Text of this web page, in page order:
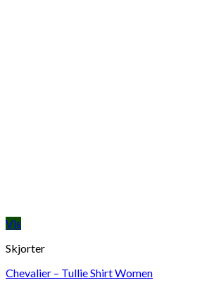
Vis
Skjorter
Chevalier – Tullie Shirt Women